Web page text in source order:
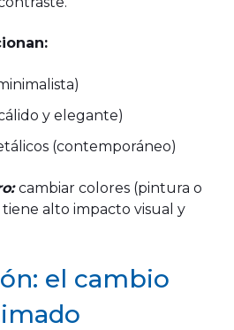
y elegante)
(contemporáneo)
cambiar colores (pintura o
alto impacto visual y
el cambio